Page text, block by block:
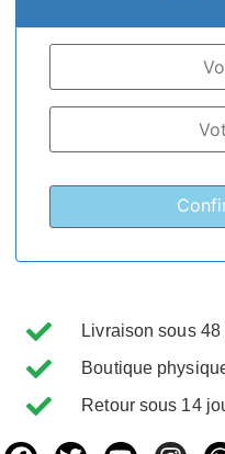
Livraison sous
Boutique
Retour sous 14